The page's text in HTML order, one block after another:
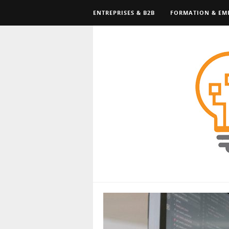
ENTREPRISES & B2B FORMATION &